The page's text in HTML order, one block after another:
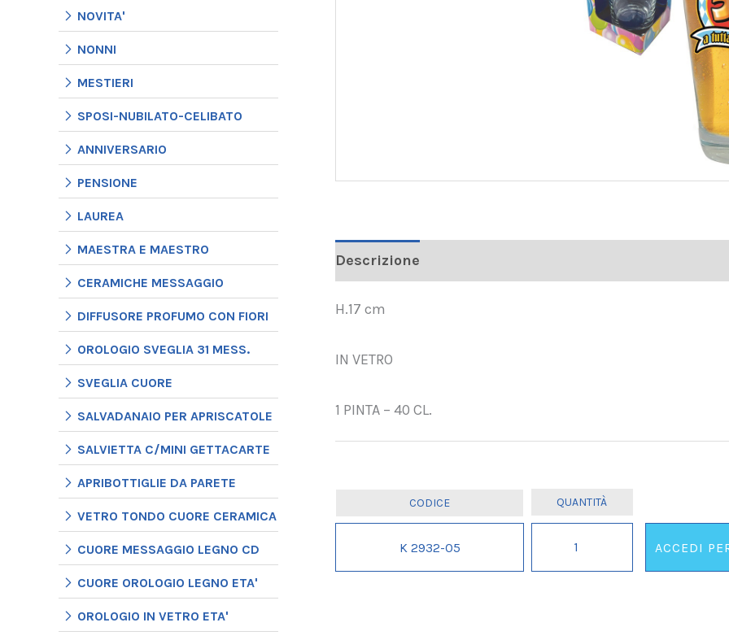
NOVITA'
NONNI
MESTIERI
SPOSI-NUBILATO-CELIBATO
ANNIVERSARIO
PENSIONE
LAUREA
MAESTRA E MAESTRO
CERAMICHE MESSAGGIO
DIFFUSORE PROFUMO CON FIORI
OROLOGIO SVEGLIA 31 MESS.
SVEGLIA CUORE
SALVADANAIO PER APRISCATOLE
SALVIETTA C/MINI GETTACARTE
APRIBOTTIGLIE DA PARETE
VETRO TONDO CUORE CERAMICA
CUORE MESSAGGIO LEGNO CD
CUORE OROLOGIO LEGNO ETA'
OROLOGIO IN VETRO ETA'
Descrizione
H.17 cm
IN VETRO
1 PINTA – 40 CL.
K 2932-05 ACCEDI